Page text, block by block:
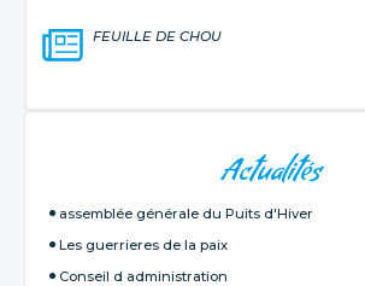
FEUILLE DE CHOU
Actualités
assemblée générale du Puits d'Hiver
Les guerrieres de la paix
Conseil d administration